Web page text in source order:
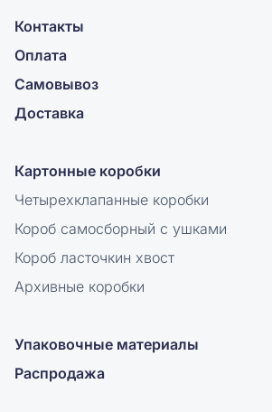
Контакты
Оплата
Самовывоз
Доставка
Картонные коробки
Четырехклапанные коробки
Короб самосборный с ушками
Короб ласточкин хвост
Архивные коробки
Упаковочные материалы
Распродажа